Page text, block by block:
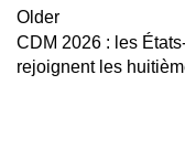
Older
CDM 2026 : les
rejoignent les